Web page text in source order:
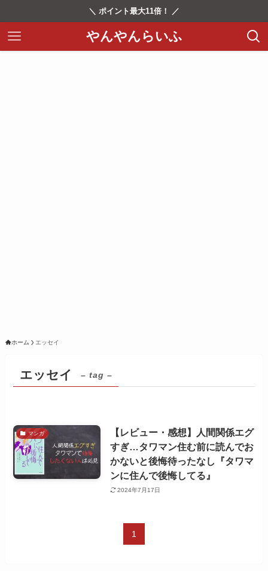
＼ ポイント最大11倍！ ／
やんやんらいふ
ホーム エッセイ
エッセイ – tag –
マンガ
【レビュー・感想】人間関係エグ
すぎ…タワマン住む前に読んでお
かないと後悔待ったなし『タワマ
ンに住んで後悔してる』
2024年7月17日
1